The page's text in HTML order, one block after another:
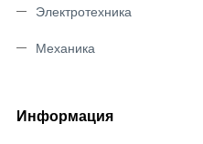
Электротехника
Механика
Информация